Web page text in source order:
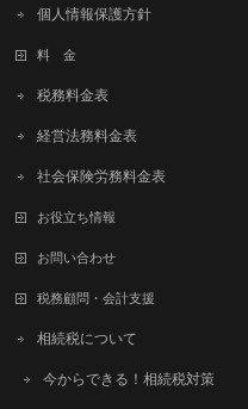
個人情報保護方針
料 金
税務料金表
経営法務料金表
社会保険労務料金表
お役立ち情報
お問い合わせ
税務顧問・会計支援
相続税について
今からできる！相続税対策